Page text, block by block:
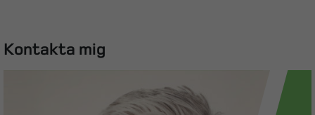
Kontakta mig